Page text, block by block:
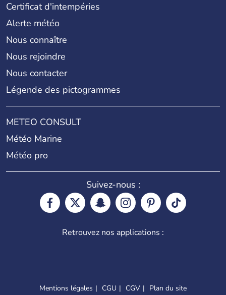
Certificat d'intempéries
Alerte météo
Nous connaître
Nous rejoindre
Nous contacter
Légende des pictogrammes
METEO CONSULT
Météo Marine
Météo pro
Suivez-nous :
Retrouvez nos applications :
Mentions légales CGU CGV Plan du site